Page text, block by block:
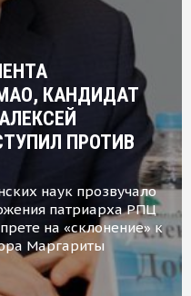
КАНДИДАТ
ПРОТИВ
наук прозвучало
патриарха РПЦ
на «склонение» к
Маргариты